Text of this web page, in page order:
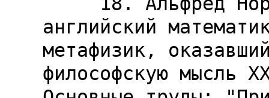
английский
метафизик,
философскую мысль